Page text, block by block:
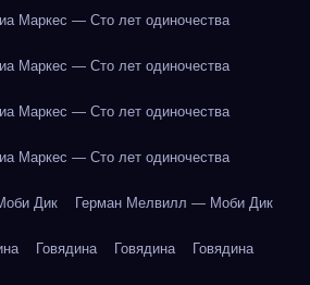
Маркес — Сто лет одиночества
Маркес — Сто лет одиночества
Маркес — Сто лет одиночества
Маркес — Сто лет одиночества
Дик Герман Мелвилл — Моби Дик
Говядина Говядина Говядина